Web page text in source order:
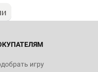
игру